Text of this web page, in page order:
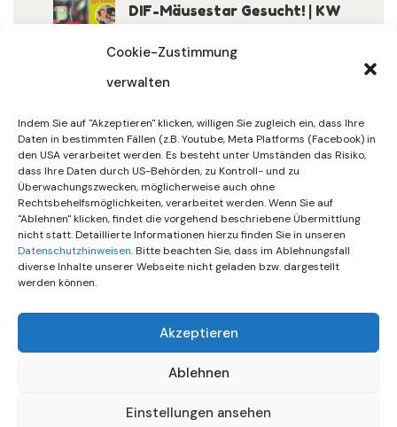
Cookie-Zustimmung
verwalten
Indem Sie auf "Akzeptieren" klicken, willigen Sie zugleich ein, dass Ihre
Daten in bestimmten Fällen (z.B. Youtube, Meta Platforms (Facebook) in
den USA verarbeitet werden. Es besteht unter Umständen das Risiko,
dass Ihre Daten durch US-Behörden, zu Kontroll- und zu
Überwachungszwecken, möglicherweise auch ohne
Rechtsbehelfsmöglichkeiten, verarbeitet werden. Wenn Sie auf
"Ablehnen" klicken, findet die vorgehend beschriebene Übermittlung
nicht statt. Detaillierte Informationen hierzu finden Sie in unseren
Datenschutzhinweisen. Bitte beachten Sie, dass im Ablehnungsfall
diverse Inhalte unserer Webseite nicht geladen bzw. dargestellt
werden können.
Akzeptieren
Ablehnen
Einstellungen ansehen
DIF-Mäusestar Gesucht! | KW
Sommerferien | KW 31/…
30. Juli 2026
Gemeinsames Friedensgebet
Setzt Zeichen …
15. Juli 2026